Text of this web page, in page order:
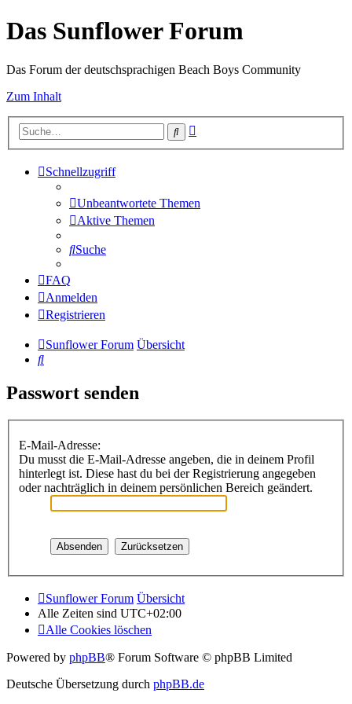
Das Sunflower Forum
Das Forum der deutschsprachigen Beach Boys Community
Zum Inhalt
Suche
Schnellzugriff
Unbeantwortete Themen
Aktive Themen
Suche
FAQ
Anmelden
Registrieren
Sunflower Forum Übersicht
Suche
Passwort senden
E-Mail-Adresse:
Du musst die E-Mail-Adresse angeben, die in deinem Profil
hinterlegt ist. Diese hast du bei der Registrierung angegeben
oder nachträglich in deinem persönlichen Bereich geändert.
Sunflower Forum Übersicht
Alle Zeiten sind UTC+02:00
Alle Cookies löschen
Powered by phpBB® Forum Software © phpBB Limited
Deutsche Übersetzung durch phpBB.de